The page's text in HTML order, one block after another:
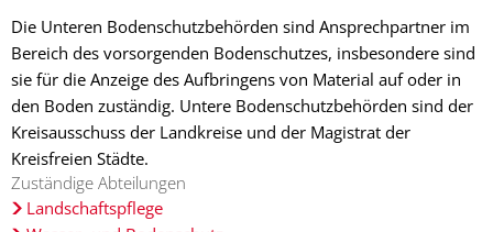
Die Unteren Bodenschutzbehörden sind Ansprechpartner im
Bereich des vorsorgenden Bodenschutzes, insbesondere sind
sie für die Anzeige des Aufbringens von Material auf oder in
den Boden zuständig. Untere Bodenschutzbehörden sind der
Kreisausschuss der Landkreise und der Magistrat der
Kreisfreien Städte.
Zuständige Abteilungen
Landschaftspflege